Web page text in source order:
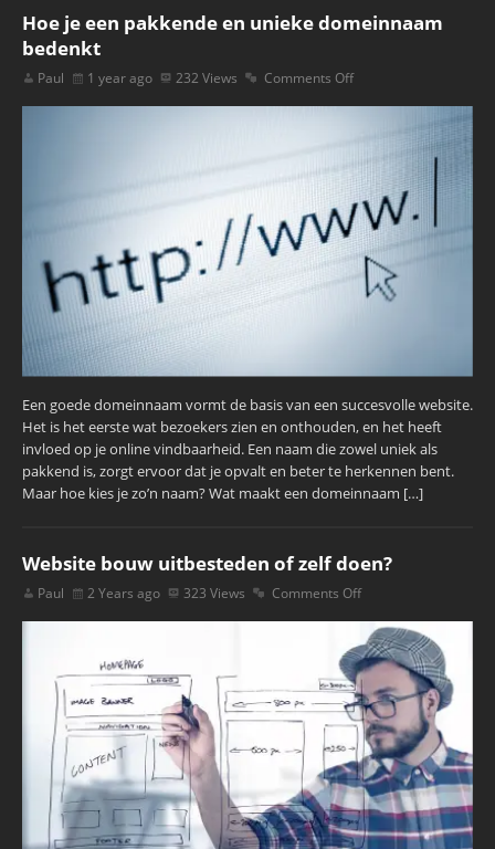
Hoe je een pakkende en unieke domeinnaam
bedenkt
Paul 1 year ago 232 Views Comments Off
Een goede domeinnaam vormt de basis van een succesvolle website.
Het is het eerste wat bezoekers zien en onthouden, en het heeft
invloed op je online vindbaarheid. Een naam die zowel uniek als
pakkend is, zorgt ervoor dat je opvalt en beter te herkennen bent.
Maar hoe kies je zo’n naam? Wat maakt een domeinnaam […]
Website bouw uitbesteden of zelf doen?
Paul 2 Years ago 323 Views Comments Off